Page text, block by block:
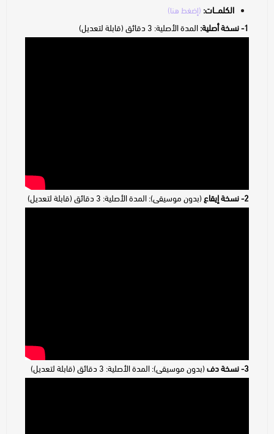
الكلمـــات: (إضغط هنا)
1- نسخة أصلية: المدة الأصلية: 3 دقائق (قابلة لتعديل)
2- نسخة إيقاع (بدون موسيقى): المدة الأصلية: 3 دقائق (قابلة لتعديل)
3- نسخة دف (بدون موسيقى): المدة الأصلية: 3 دقائق (قابلة لتعديل)